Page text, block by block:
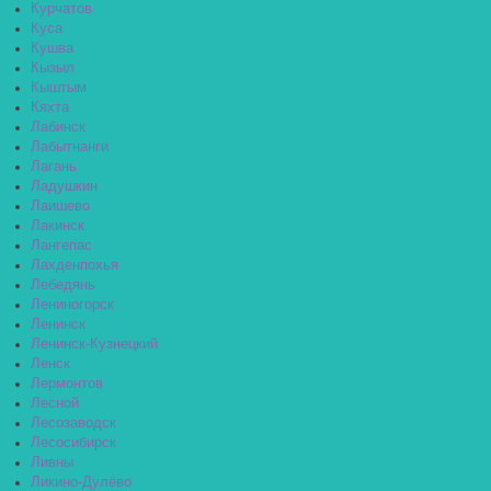
Курчатов
Куса
Кушва
Кызыл
Кыштым
Кяхта
Лабинск
Лабытнанги
Лагань
Ладушкин
Лаишево
Лакинск
Лангепас
Лахденпохья
Лебедянь
Лениногорск
Ленинск
Ленинск-Кузнецкий
Ленск
Лермонтов
Лесной
Лесозаводск
Лесосибирск
Ливны
Ликино-Дулёво